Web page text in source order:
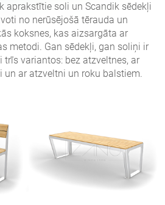
aprakstītie soli un Scandik sēdekļi
no nerūsējošā tērauda un
koksnes, kas aizsargāta ar
metodi. Gan sēdekļi, gan soliņi ir
trīs variantos: bez atzveltnes, ar
un ar atzveltni un roku balstiem.